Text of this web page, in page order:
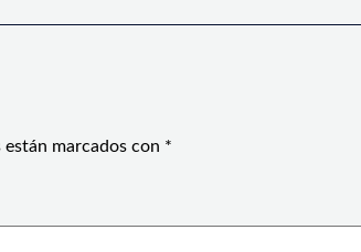
están marcados con *